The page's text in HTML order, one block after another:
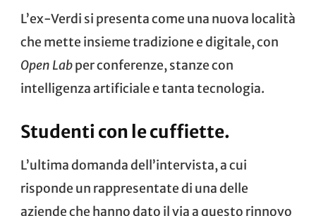
L’ex-Verdi si presenta come una nuova località
che mette insieme tradizione e digitale, con
Open Labper conferenze, stanze con
intelligenza artificiale e tanta tecnologia.
Studenti con le cuffiette.
L’ultima domanda dell’intervista, a cui
risponde un rappresentate di una delle
aziende che hanno dato il via a questo rinnovo